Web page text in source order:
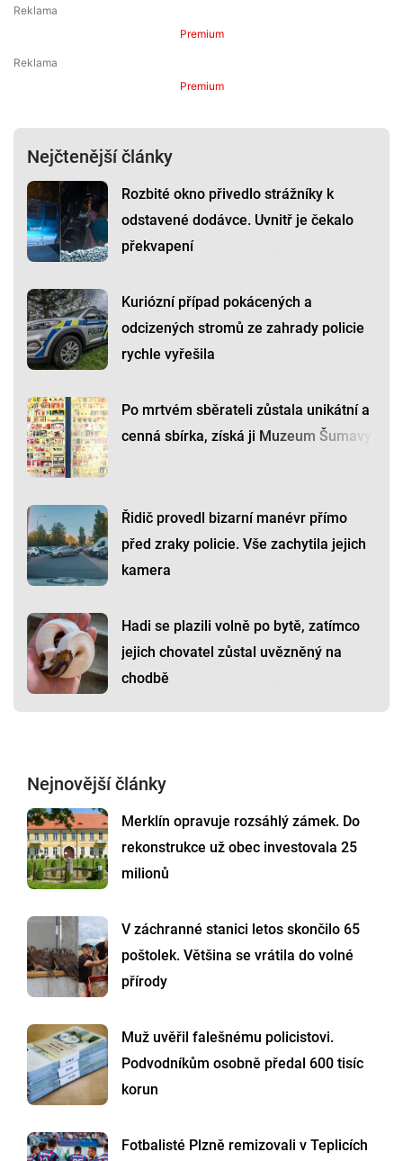
Premium
Premium
Nejčtenější články
Rozbité okno přivedlo strážníky k
odstavené dodávce. Uvnitř je čekalo
překvapení
Kuriózní případ pokácených a
odcizených stromů ze zahrady policie
rychle vyřešila
Po mrtvém sběrateli zůstala unikátní a
cenná sbírka, získá ji Muzeum Šumavy
Řidič provedl bizarní manévr přímo
před zraky policie. Vše zachytila jejich
kamera
Hadi se plazili volně po bytě, zatímco
jejich chovatel zůstal uvězněný na
chodbě
Nejnovější články
Merklín opravuje rozsáhlý zámek. Do
rekonstrukce už obec investovala 25
milionů
V záchranné stanici letos skončilo 65
poštolek. Většina se vrátila do volné
přírody
Muž uvěřil falešnému policistovi.
Podvodníkům osobně předal 600 tisíc
korun
Fotbalisté Plzně remizovali v Teplicích